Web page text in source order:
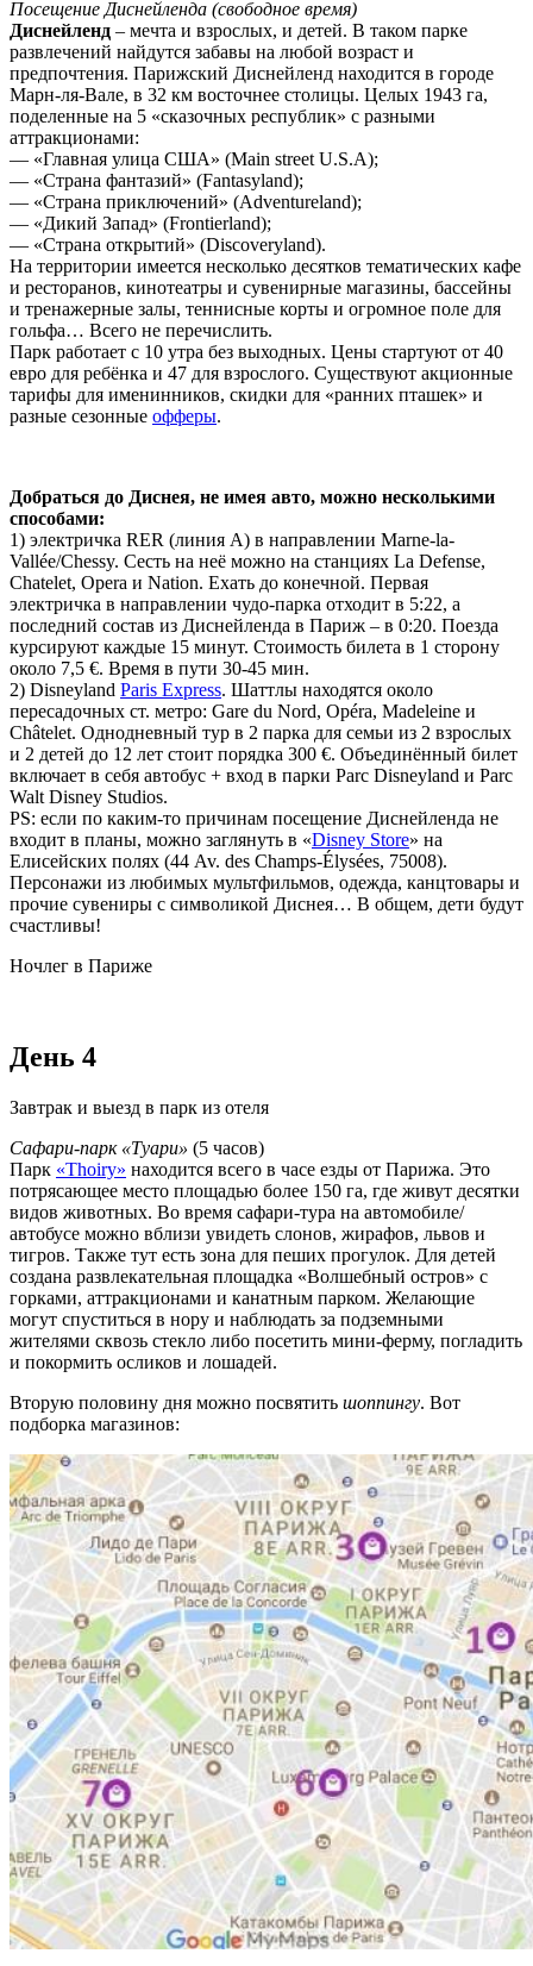
Посещение Диснейленда (свободное время)
Диснейленд – мечта и взрослых, и детей. В таком парке
развлечений найдутся забавы на любой возраст и
предпочтения. Парижский Диснейленд находится в городе
Марн-ля-Вале, в 32 км восточнее столицы. Целых 1943 га,
поделенные на 5 «сказочных республик» с разными
аттракционами:
— «Главная улица США» (Main street U.S.A);
— «Страна фантазий» (Fantasyland);
— «Страна приключений» (Adventureland);
— «Дикий Запад» (Frontierland);
— «Страна открытий» (Discoveryland).
На территории имеется несколько десятков тематических кафе
и ресторанов, кинотеатры и сувенирные магазины, бассейны
и тренажерные залы, теннисные корты и огромное поле для
гольфа… Всего не перечислить.
Парк работает с 10 утра без выходных. Цены стартуют от 40
евро для ребёнка и 47 для взрослого. Существуют акционные
тарифы для именинников, скидки для «ранних пташек» и
разные сезонные офферы.
Добраться до Диснея, не имея авто, можно несколькими
способами:
1) электричка RER (линия А) в направлении Marne-la-
Vallée/Chessy. Сесть на неё можно на станциях La Defense,
Chatelet, Opera и Nation. Ехать до конечной. Первая
электричка в направлении чудо-парка отходит в 5:22, а
последний состав из Диснейленда в Париж – в 0:20. Поезда
курсируют каждые 15 минут. Стоимость билета в 1 сторону
около 7,5 €. Время в пути 30-45 мин.
2) Disneyland Paris Express. Шаттлы находятся около
пересадочных ст. метро: Gare du Nord, Opéra, Madeleine и
Châtelet. Однодневный тур в 2 парка для семьи из 2 взрослых
и 2 детей до 12 лет стоит порядка 300 €. Объединённый билет
включает в себя автобус + вход в парки Parc Disneyland и Parc
Walt Disney Studios.
PS: если по каким-то причинам посещение Диснейленда не
входит в планы, можно заглянуть в «Disney Store» на
Елисейских полях (44 Av. des Champs-Élysées, 75008).
Персонажи из любимых мультфильмов, одежда, канцтовары и
прочие сувениры с символикой Диснея… В общем, дети будут
счастливы!
Ночлег в Париже
День 4
Завтрак и выезд в парк из отеля
Сафари-парк «Туари» (5 часов)
Парк «Thoiry» находится всего в часе езды от Парижа. Это
потрясающее место площадью более 150 га, где живут десятки
видов животных. Во время сафари-тура на автомобиле/
автобусе можно вблизи увидеть слонов, жирафов, львов и
тигров. Также тут есть зона для пеших прогулок. Для детей
создана развлекательная площадка «Волшебный остров» с
горками, аттракционами и канатным парком. Желающие
могут спуститься в нору и наблюдать за подземными
жителями сквозь стекло либо посетить мини-ферму, погладить
и покормить осликов и лошадей.
Вторую половину дня можно посвятить шоппингу. Вот
подборка магазинов: